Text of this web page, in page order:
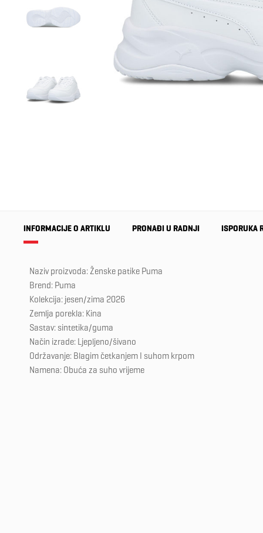
INFORMACIJE O ARTIKLU PRONAĐI U RADNJI ISPORUKA
Naziv proizvoda: Ženske patike Puma
Brend: Puma
Kolekcija: jesen/zima 2026
Zemlja porekla: Kina
Sastav: sintetika/guma
Način izrade: Ljepljeno/šivano
Održavanje: Blagim četkanjem I suhom krpom
Namena: Obuća za suho vrijeme